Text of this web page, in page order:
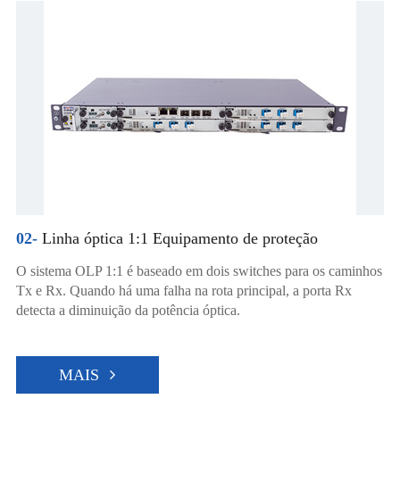
02-Linha óptica 1:1 Equipamento de proteção
O sistema OLP 1:1 é baseado em dois switches para os caminhos
Tx e Rx. Quando há uma falha na rota principal, a porta Rx
detecta a diminuição da potência óptica.
MAIS